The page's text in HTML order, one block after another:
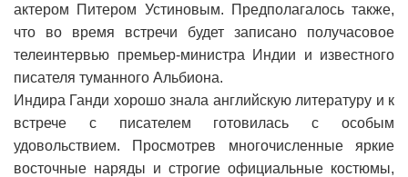
актером Питером Устиновым. Предполагалось также,
что во время встречи будет записано получасовое
телеинтервью премьер-министра Индии и известного
писателя туманного Альбиона.
Индира Ганди хорошо знала английскую литературу и к
встрече с писателем готовилась с особым
удовольствием. Просмотрев многочисленные яркие
восточные наряды и строгие официальные костюмы,